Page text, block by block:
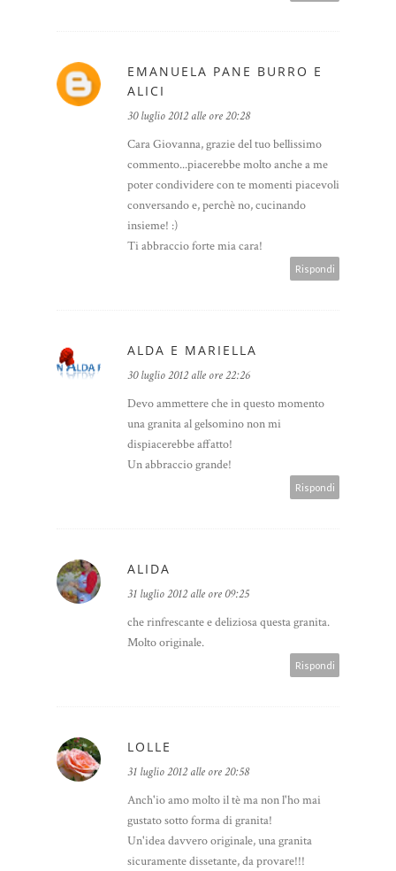
EMANUELA PANE BURRO E
ALICI
30 luglio 2012 alle ore 20:28
Cara Giovanna, grazie del tuo bellissimo
commento...piacerebbe molto anche a me
poter condividere con te momenti piacevoli
conversando e, perchè no, cucinando
insieme! :)
Ti abbraccio forte mia cara!
Rispondi
ALDA E MARIELLA
30 luglio 2012 alle ore 22:26
Devo ammettere che in questo momento
una granita al gelsomino non mi
dispiacerebbe affatto!
Un abbraccio grande!
Rispondi
ALIDA
31 luglio 2012 alle ore 09:25
che rinfrescante e deliziosa questa granita.
Molto originale.
Rispondi
LOLLE
31 luglio 2012 alle ore 20:58
Anch'io amo molto il tè ma non l'ho mai
gustato sotto forma di granita!
Un'idea davvero originale, una granita
sicuramente dissetante, da provare!!!